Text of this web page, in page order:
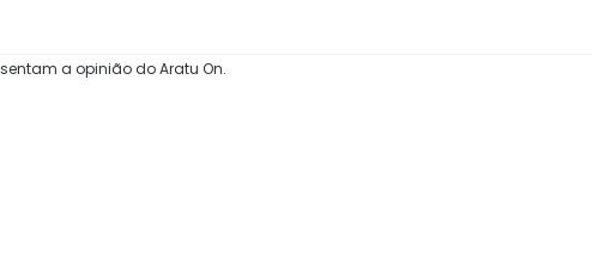
a opinião do Aratu On.